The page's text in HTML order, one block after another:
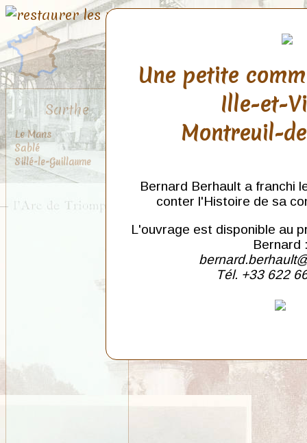
Sarthe
Le Mans
Sablé
Sillé-le-Guillaume
Une petite
Ille-et-
Montreuil-
Bernard Berhault a franchi
conter l'Histoire de sa
L'ouvrage est disponible au
Bernard
Tél. +33 622